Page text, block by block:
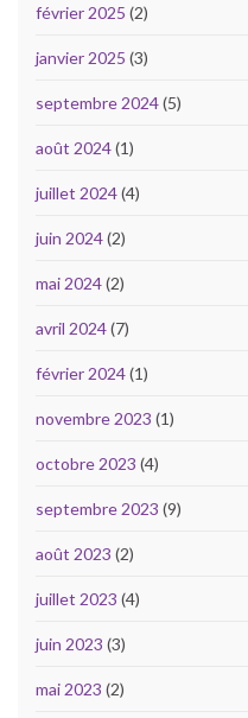
février 2025 (2)
janvier 2025 (3)
septembre 2024(5)
août 2024(1)
juillet 2024(4)
juin 2024(2)
mai 2024(2)
avril 2024(7)
février 2024(1)
novembre 2023 (1)
octobre 2023 (4)
septembre 2023 (9)
août 2023 (2)
juillet 2023 (4)
juin 2023 (3)
mai 2023 (2)